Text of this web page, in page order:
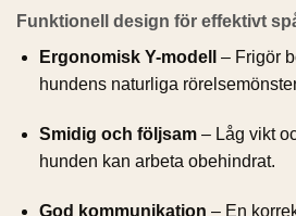
Funktionell design för effektivt
Ergonomisk Y-modell
– Frigör
hundens naturliga
Smidig och följsam– Låg vikt
hunden kan arbeta obehindrat.
God kommunikation – En